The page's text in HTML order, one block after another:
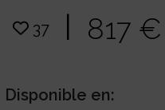
37 | 817
Disponible en: